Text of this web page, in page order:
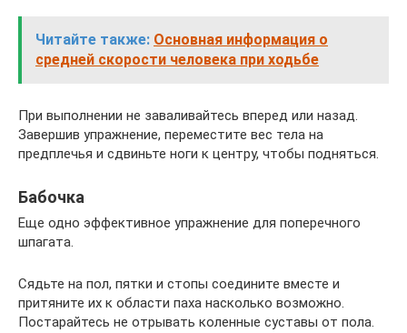
Читайте также: Основная информация о
средней скорости человека при ходьбе
При выполнении не заваливайтесь вперед или назад.
Завершив упражнение, переместите вес тела на
предплечья и сдвиньте ноги к центру, чтобы подняться.
Бабочка
Еще одно эффективное упражнение для поперечного
шпагата.
Сядьте на пол, пятки и стопы соедините вместе и
притяните их к области паха насколько возможно.
Постарайтесь не отрывать коленные суставы от пола.